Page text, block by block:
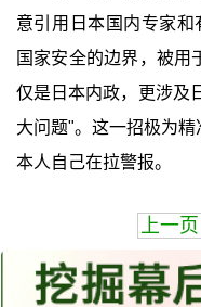
意引用日本国内专家
国家安全的边界，被用
仅是日本内政，更涉及
大问题"。这一招极为
本人自己在拉警报。
上一页